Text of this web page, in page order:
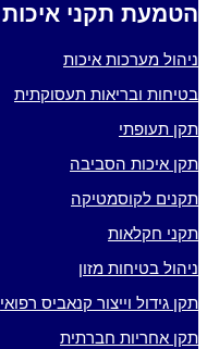
הטמעת תקני איכות
ניהול מערכות איכות
בטיחות ובריאות תעסוקתית
תקן תעופתי
תקן איכות הסביבה
תקנים לקוסמטיקה
תקני חקלאות
ניהול בטיחות מזון
תקן גידול וייצור קנאביס רפואי
תקן אחריות חברתית